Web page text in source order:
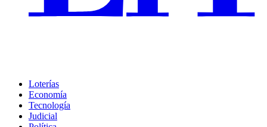
Loterías
Economía
Tecnología
Judicial